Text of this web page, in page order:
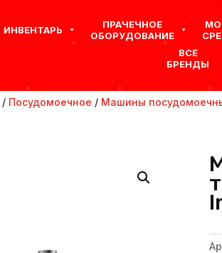
ИНВЕНТАРЬ
ПРАЧЕЧНОЕ
ОБОРУДОВАНИЕ
ВСЕ
БРЕНДЫ
/ Посудомоечное / Машины